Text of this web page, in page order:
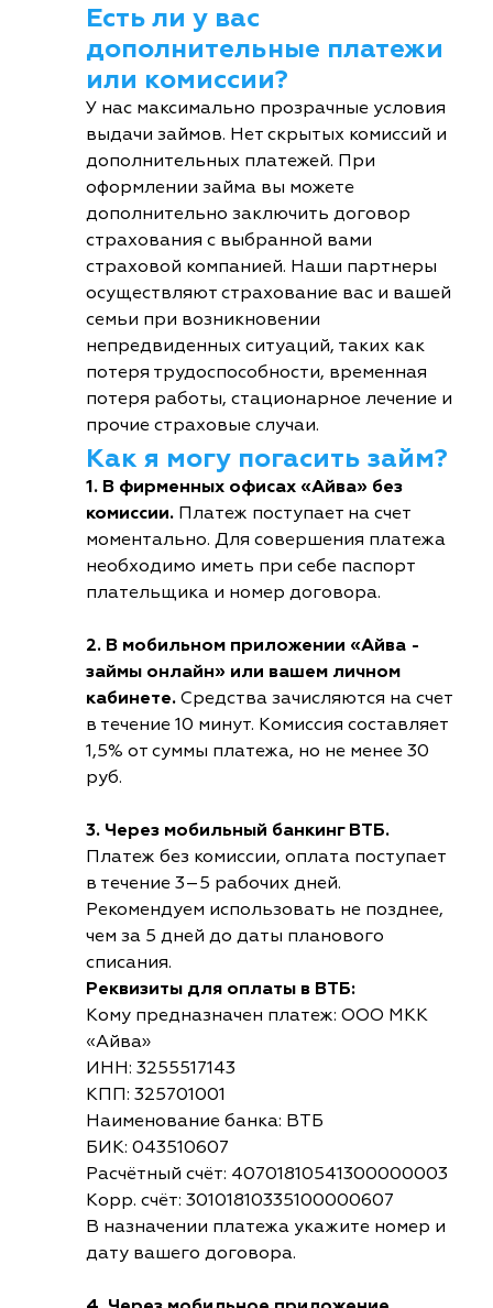
Есть ли у вас
дополнительные платежи
или комиссии?
У нас максимально прозрачные условия
выдачи займов. Нет скрытых комиссий и
дополнительных платежей. При
оформлении займа вы можете
дополнительно заключить договор
страхования с выбранной вами
страховой компанией. Наши партнеры
осуществляют страхование вас и вашей
семьи при возникновении
непредвиденных ситуаций, таких как
потеря трудоспособности, временная
потеря работы, стационарное лечение и
прочие страховые случаи.
Как я могу погасить займ?
1. В фирменных офисах «Айва» без
комиссии. Платеж поступает на счет
моментально. Для совершения платежа
необходимо иметь при себе паспорт
плательщика и номер договора.
2. В мобильном приложении «Айва -
займы онлайн» или вашем личном
кабинете. Средства зачисляются на счет
в течение 10 минут. Комиссия составляет
1,5% от суммы платежа, но не менее 30
руб.
3. Через мобильный банкинг ВТБ.
Платеж без комиссии, оплата поступает
в течение 3–5 рабочих дней.
Рекомендуем использовать не позднее,
чем за 5 дней до даты планового
списания.
Реквизиты для оплаты в ВТБ:
Кому предназначен платеж: ООО МКК
«Айва»
ИНН: 3255517143
КПП: 325701001
Наименование банка: ВТБ
БИК: 043510607
Расчётный счёт: 40701810541300000003
Корр. счёт: 30101810335100000607
В назначении платежа укажите номер и
дату вашего договора.